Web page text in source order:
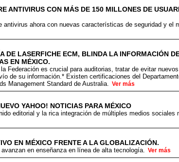
ANTIVIRUS CON MÁS DE 150 MILLONES DE
ahora con nuevas características de seguridad y el
DE LASERFICHE ECM, BLINDA LA INFORMACIÓN
EN MÉXICO.
Federación es crucial para auditorias, tratar de evitar
de su información.* Existen certificaciones del
Management Standard de Australia. Ver más
YAHOO! NOTICIAS PARA MÉXICO
editorial y la rica integración de múltiples medios sociales
EN MÉXICO FRENTE A LA GLOBALIZACIÓN.
en enseñanza en línea de alta tecnología. Ver más